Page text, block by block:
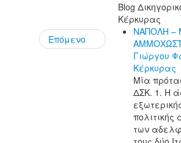
Επόμενο
Blog
Κέρκυρας
ΝΑΠΟΛΗ –
Γιώργου
Κέρκυρας
Μία
ΔΣΚ. 1. Η
πολιτικής
των